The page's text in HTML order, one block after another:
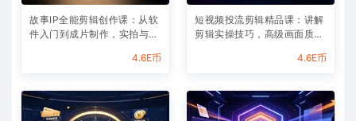
故事IP全能剪辑创作课：从软
件入门到成片制作，实拍与AI
4.6E币
短视频投流剪辑精品课：讲解
剪辑实操技巧，高级画面质感
4.6E币